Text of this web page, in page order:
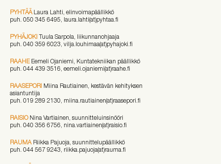
PYHTÄÄLaura Lahti, elinvoimapäällikkö
puh. 050 345 6495, laura.lahti(at)pyhtaa.fi
PYHÄJOKI Tuula Sarpola, liikunnanohjaaja
puh. 040 359 6023, vilja.louhimaa(at)pyhajoki.fi
RAAHEEemeli Ojaniemi, Kuntatekniikan päällikkö
puh. 044 439 3516, eemeli.ojaniemi(at)raahe.fi
RAASEPORI Miina Rautiainen, kestävän kehityksen
asiantuntija
puh. 019 289 2130, miina.rautiainen(at)raasepori.fi
RAISIONina Vartiainen, suunnitteluinsinööri
puh. 040 356 6756, nina.vartiainen(at)raisio.fi
RAUMA Riikka Pajuoja, suunnittelupäällikkö
puh. 044 567 9243, riikka.pajuoja(at)rauma.fi